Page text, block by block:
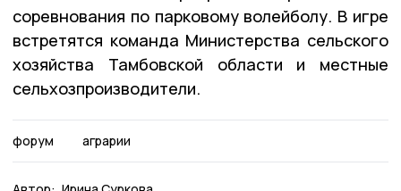
соревнования по парковому волейболу. В игре
встретятся команда Министерства сельского
хозяйства Тамбовской области и местные
сельхозпроизводители.
форум аграрии